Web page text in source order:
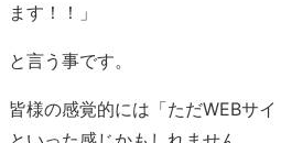
ます！！」
と言う事です。
皆様の感覚的には「ただWEBサイ